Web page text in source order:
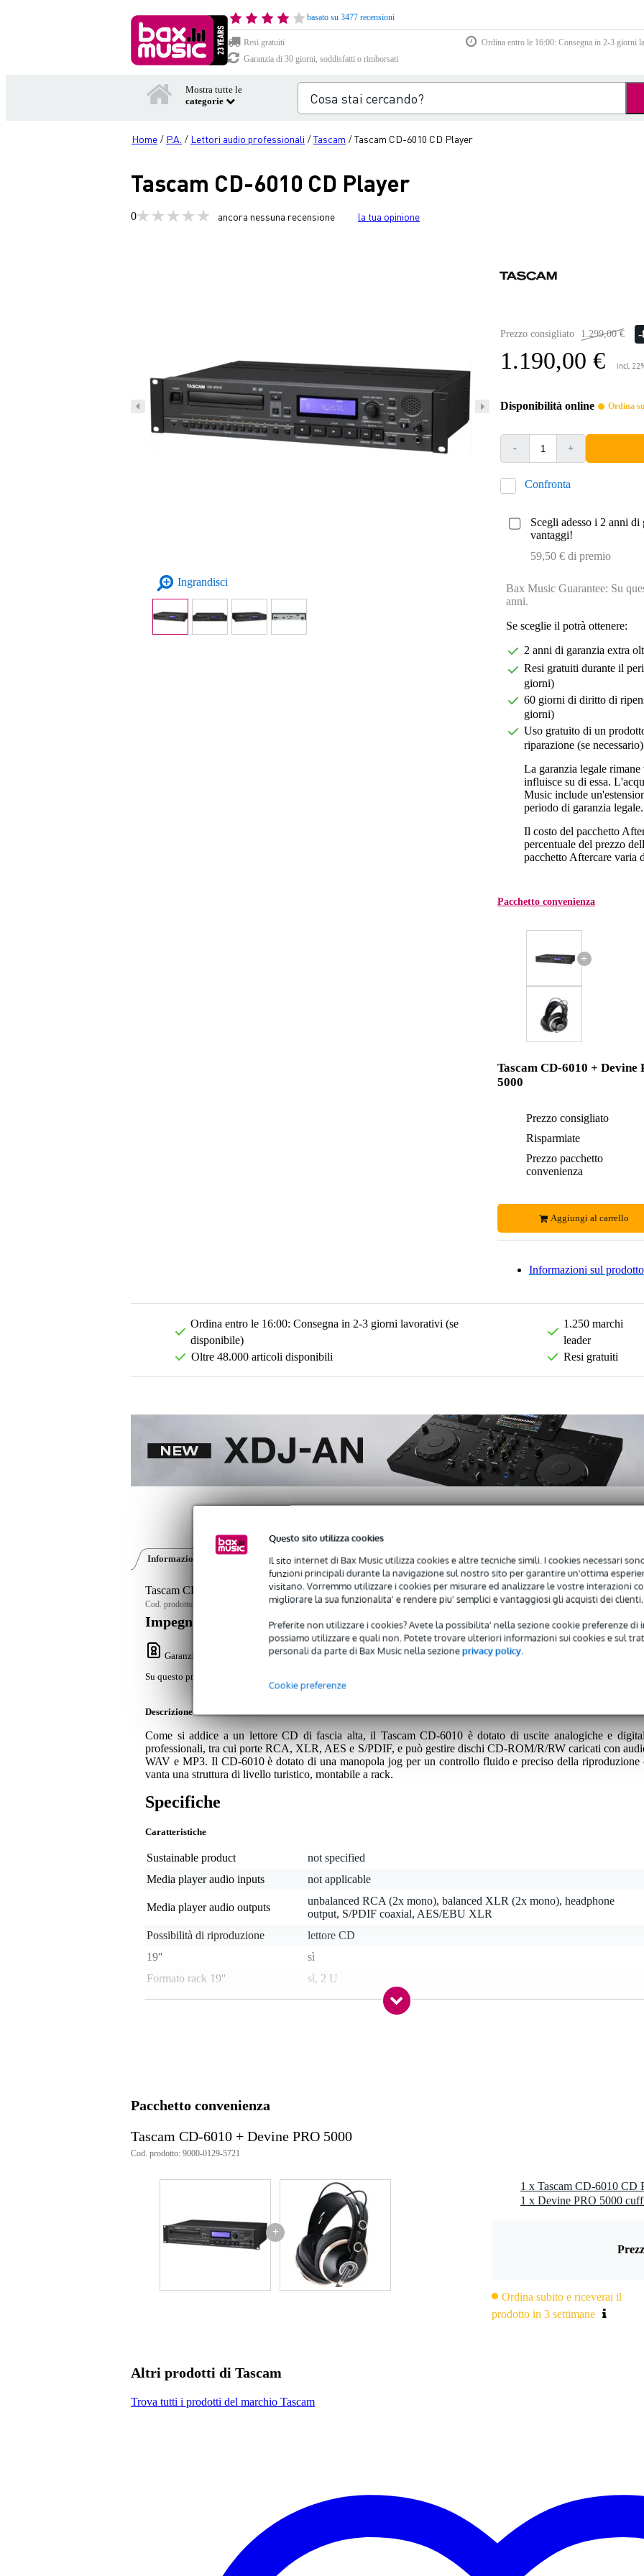
Questo sito utilizza cookies
Il sito internet di Bax Music utilizza cookies e altre tecniche simili. I cookies necessari
funzioni principali durante la navigazione sul nostro sito per garantire un'ottima
visitano. Vorremmo utilizzare i cookies per misurare ed analizzare le vostre interazioni
migliorare la sua funzionalita' e rendere piu' semplici e vantaggiosi gli acquisti dei clienti.
Preferite non utilizzare i cookies? Avete la possibilita' nella sezione cookie preferenze di
possiamo utilizzare e quali non. Potete trovare ulteriori informazioni sui cookies e sul
personali da parte di Bax Music nella sezioneprivacy policy.
Cookie preferenze
basato su 3477 recensioni
Resi gratuiti
Ordina entro le 16:00: Consegna in 2-3 giorni
Garanzia di 30 giorni, soddisfatti o rimborsati
Mostra tutte le
categorie
Home / P.A. / Lettori audio professionali /Tascam /Tascam CD-6010 CD Player
Tascam CD-6010 CD Player
0 ancora nessuna recensione la tua opinione
Ingrandisci
Prezzo consigliato 1.299,00 € -
1.190,00 € incl.
Disponibilità online Ordina
- +
Confronta
Scegli adesso i 2 anni
vantaggi!
59,50 € di premio
Bax Music Guarantee: Su
anni.
Se sceglie il potrà ottenere:
2 anni di garanzia extra
Resi gratuiti durante il
giorni)
60 giorni di diritto di
giorni)
Uso gratuito di un
riparazione (se necessario)
La garanzia legale
influisce su di essa.
Music include
periodo di garanzia legale.
Il costo del pacchetto
percentuale del prezzo
pacchetto Aftercare varia
Pacchetto convenienza
+
Tascam CD-6010 + Devine
5000
Prezzo consigliato
Risparmiate
Prezzo pacchetto
convenienza
Aggiungi al carrello
Informazioni sul prodotto
Ordina entro le 16:00: Consegna in 2-3 giorni lavorativi (se
disponibile)
Oltre 48.000 articoli disponibili
1.250 marchi
leader
Resi gratuiti
Informazioni sul prodotto Recensioni(0)
Tascam CD-6010 CD Player
Cod. prodotto:
Impegno di servizio
Garanzia Bax Music
: Su questo prodotto avrete una garanzia di 2 anni.
Su questo prodotto avrete una garanzia di 2 anni.
Descrizione
Come si addice a un lettore CD di fascia alta, il Tascam CD-6010 è dotato di uscite analogiche e
professionali, tra cui porte RCA, XLR, AES e S/PDIF, e può gestire dischi CD-ROM/R/RW caricati con
WAV e MP3. Il CD-6010 è dotato di una manopola jog per un controllo fluido e preciso della riproduzione
vanta una struttura di livello turistico, montabile a rack.
Specifiche
Caratteristiche
Sustainable product
not specified
Media player audio inputs
not applicable
Media player audio outputs
unbalanced RCA (2x mono), balanced XLR (2x mono), headphone
output, S/PDIF coaxial, AES/EBU XLR
Possibilità di riproduzione
lettore CD
19''
sì
Formato rack 19''
sì, 2 U
DJ functionality
no
Pacchetto convenienza
Tascam CD-6010 + Devine PRO 5000
Cod. prodotto: 9000-0129-5721
+
1 x Tascam CD-6010 CD
1 x Devine PRO 5000
Ordina subito e riceverai il
prodotto in 3 settimane
Altri prodotti di Tascam
Trova tutti i prodotti del marchio Tascam